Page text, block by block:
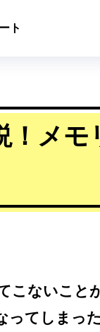
ト
メモ
ないこと
ってしまっ